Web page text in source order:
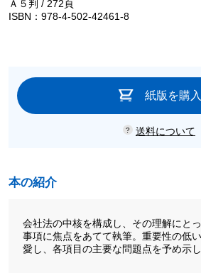
Ａ５判 / 272頁
ISBN：978-4-502-42461-8
紙版を購入
送料について
本の紹介
会社法の中核を構成し、その理解にと
事項に焦点をあてて執筆。重要性の低
愛し、各項目の主要な問題点を予め示